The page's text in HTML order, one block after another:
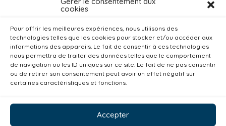
cookies
Pour offrir les meilleures expériences, nous utilisons des
technologies telles que les cookies pour stocker et/ou accéder aux
informations des appareils. Le fait de consentir à ces technologies
nous permettra de traiter des données telles que le comportement
de navigation ou les ID uniques sur ce site. Le fait de ne pas consentir
ou de retirer son consentement peut avoir un effet négatif sur
certaines caractéristiques et fonctions.
Accepter